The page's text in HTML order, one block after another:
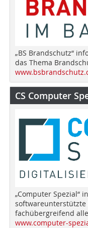
„BS Brandschutz“
das Thema
CS Computer
„Computer Spezial“
fachübergreifend
www.computer-